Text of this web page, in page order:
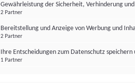
Gewährleistung der Sicherheit, Verhinderung
2 Partner
Bereitstellung und Anzeige von Werbung und
2 Partner
Ihre Entscheidungen zum Datenschutz
1 Partner